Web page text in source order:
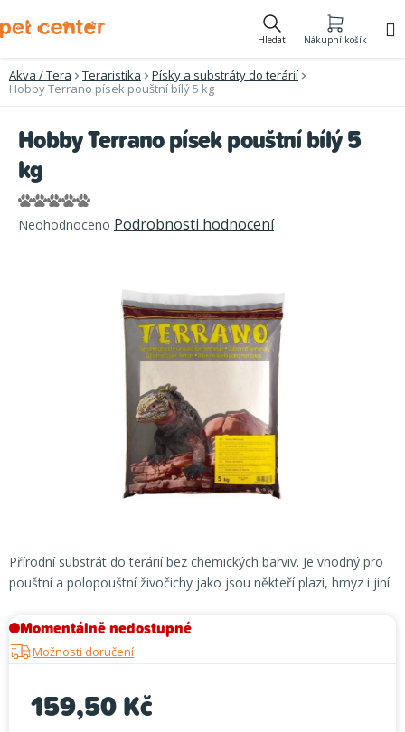
na
Hledat Nákupní košík
Akva / Tera Teraristika
Písky a substráty do terárií
Hobby Terrano písek pouštní bílý 5 kg
Přírodní substrát do terárií bez chemických barviv. Je vhodný pro
pouštní a polopouštní živočichy jako jsou někteří plazi, hmyz i jiní.
Momentálně nedostupné
Možnosti doručení
159,50 Kč
Hobby Terrano písek pouštní bílý 5
kg
Průměrné
hodnocení
Neohodnoceno Podrobnosti hodnocení